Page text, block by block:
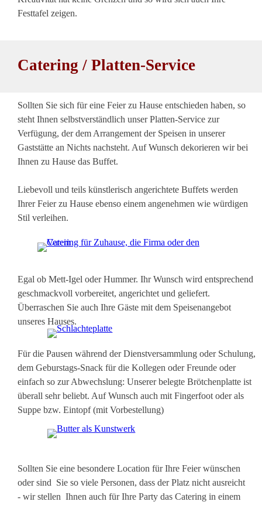
Festtafel zeigen.
Catering / Platten-Service
Sollten Sie sich für eine Feier zu Hause entschieden haben, so
steht Ihnen selbstverständlich unser Platten-Service zur
Verfügung, der dem Arrangement der Speisen in unserer
Gaststätte an Nichts nachsteht. Auf Wunsch dekorieren wir bei
Ihnen zu Hause das Buffet.
Liebevoll und teils künstlerisch angerichtete Buffets werden
Ihrer Feier zu Hause ebenso einem angenehmen wie würdigen
Stil verleihen.
Egal ob Mett-Igel oder Hummer. Ihr Wunsch wird entsprechend
geschmackvoll vorbereitet, angerichtet und geliefert.
Überraschen Sie auch Ihre Gäste mit dem Speisenangebot
unseres Hauses.
Für die Pausen während der Dienstversammlung oder Schulung,
dem Geburstags-Snack für die Kollegen oder Freunde oder
einfach so zur Abwechslung: Unserer belegte Brötchenplatte ist
überall sehr beliebt. Auf Wunsch auch mit Fingerfoot oder als
Suppe bzw. Eintopf (mit Vorbestellung)
Sollten Sie eine besondere Location für Ihre Feier wünschen
oder sind Sie so viele Personen, dass der Platz nicht ausreicht
- wir stellen Ihnen auch für Ihre Party das Catering in einem